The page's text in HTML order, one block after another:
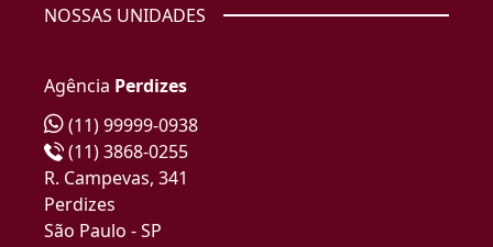
NOSSAS UNIDADES
Agência Perdizes
(11) 99999-0938
(11) 3868-0255
R. Campevas, 341
Perdizes
São Paulo - SP